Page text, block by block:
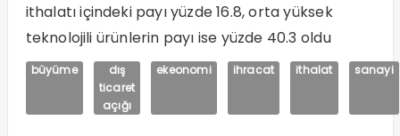
ithalatı içindeki payı yüzde 16.8, orta yüksek
teknolojili ürünlerin payı ise yüzde 40.3 oldu
büyüme
dış
ticaret
açığı
ekeonomi ihracat ithalat sanayi